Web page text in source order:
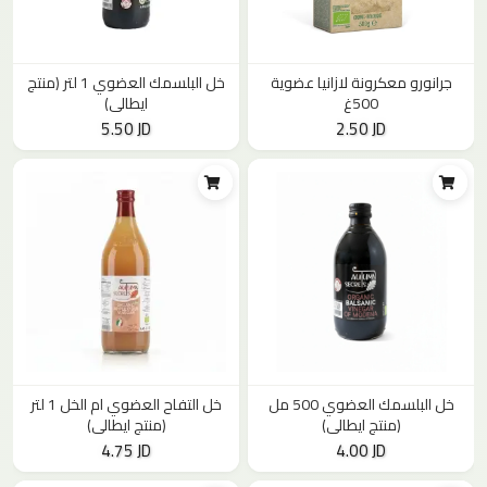
جرانورو معكرونة لازانيا عضوية
500غ
2.50 JD
خل البلسمك العضوي 1 لتر (منتج
ايطالي)
5.50 JD
خل البلسمك العضوي 500 مل
(منتج ايطالي)
4.00 JD
خل التفاح العضوي ام الخل 1 لتر
(منتج ايطالي)
4.75 JD